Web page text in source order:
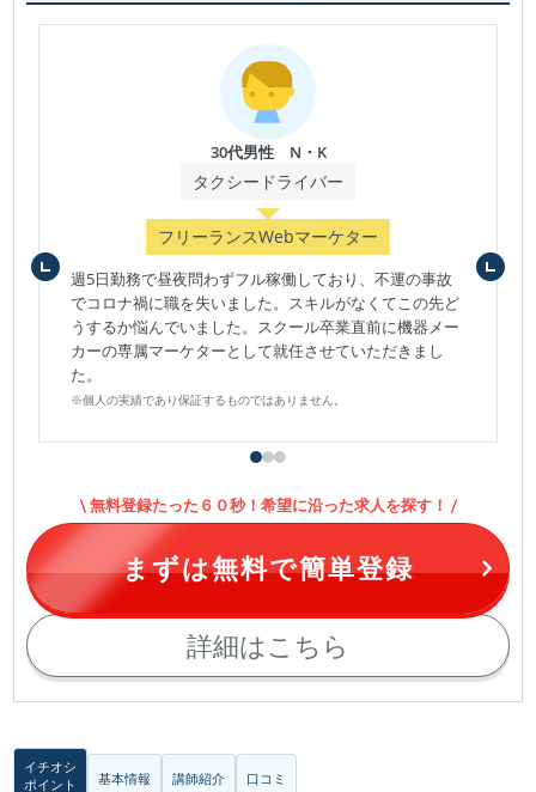
30代男性 N・K
タクシードライバー
フリーランスWebマーケター
週5日勤務で昼夜問わずフル稼働しており、不運の事故
でコロナ禍に職を失いました。スキルがなくてこの先ど
うするか悩んでいました。スクール卒業直前に機器メー
カーの専属マーケターとして就任させていただきまし
た。
※個人の実績であり保証するものではありません。
詳細はこちら
無料登録たった６０秒！希望に沿った求人を探す！
まずは無料で簡単登録
イチオシ
ポイント
基本情報 講師紹介 口コミ